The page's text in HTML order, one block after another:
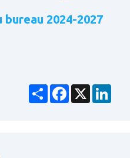
2024-2027
PartagerFacebook
X